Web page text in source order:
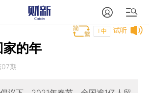
试听
T中
家的年
期